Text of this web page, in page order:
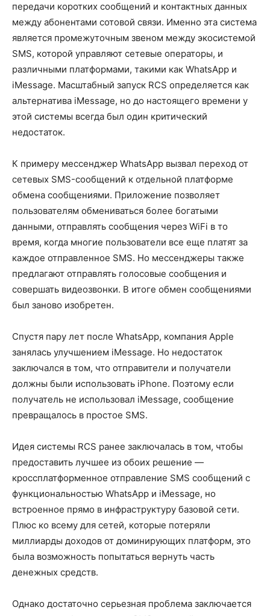
передачи коротких сообщений и контактных данных
между абонентами сотовой связи. Именно эта система
является промежуточным звеном между экосистемой
SMS, которой управляют сетевые операторы, и
различными платформами, такими как WhatsApp и
iMessage. Масштабный запуск RCS определяется как
альтернатива iMessage, но до настоящего времени у
этой системы всегда был один критический
недостаток.
К примеру мессенджер WhatsApp вызвал переход от
сетевых SMS-сообщений к отдельной платформе
обмена сообщениями. Приложение позволяет
пользователям обмениваться более богатыми
данными, отправлять сообщения через WiFi в то
время, когда многие пользователи все еще платят за
каждое отправленное SMS. Но мессенджеры также
предлагают отправлять голосовые сообщения и
совершать видеозвонки. В итоге обмен сообщениями
был заново изобретен.
Спустя пару лет после WhatsApp, компания Apple
занялась улучшением iMessage. Но недостаток
заключался в том, что отправители и получатели
должны были использовать iPhone. Поэтому если
получатель не использовал iMessage, сообщение
превращалось в простое SMS.
Идея системы RCS ранее заключалась в том, чтобы
предоставить лучшее из обоих решение —
кроссплатформенное отправление SMS сообщений с
функциональностью WhatsApp и iMessage, но
встроенное прямо в инфраструктуру базовой сети.
Плюс ко всему для сетей, которые потеряли
миллиарды доходов от доминирующих платформ, это
была возможность попытаться вернуть часть
денежных средств.
Однако достаточно серьезная проблема заключается